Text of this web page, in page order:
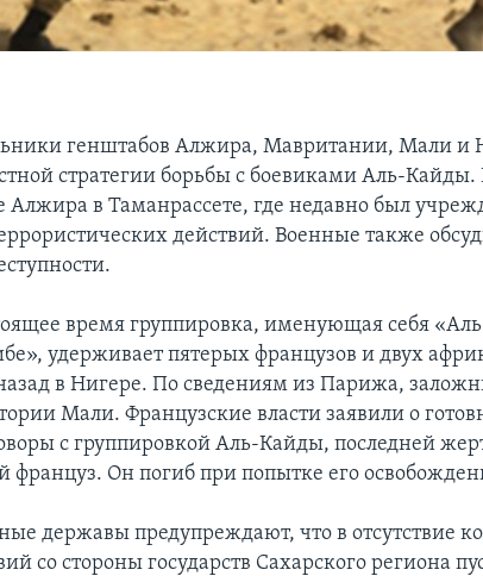
генштабов Алжира, Мавритании, Мали и
стратегии борьбы с боевиками Аль-Кайды.
Алжира в Таманрассете, где недавно был
действий. Военные также
время группировка, именующая себя
удерживает пятерых французов и двух
в Нигере. По сведениям из Парижа,
Мали. Французские власти заявили о
с группировкой Аль-Кайды, последней
француз. Он погиб при попытке его
державы предупреждают, что в отсутствие
со стороны государств Сахарского региона